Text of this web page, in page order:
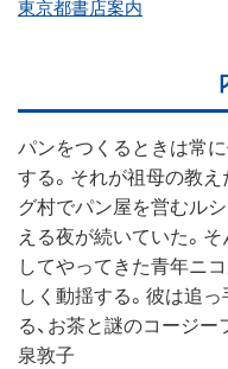
東京都書店案内
パンをつくるときは常
する。それが祖母の教
グ村でパン屋を営むル
える夜が続いていた。
してやってきた青年ニ
しく動揺する。彼は追っ
る、お茶と謎のコージ
泉敦子